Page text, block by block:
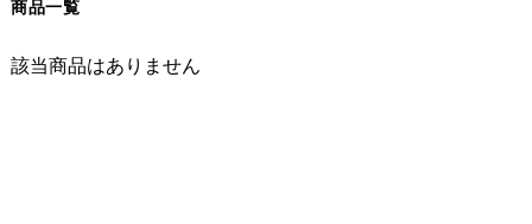
商品一覧
該当商品はありません